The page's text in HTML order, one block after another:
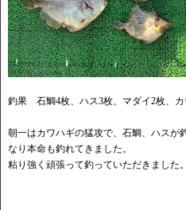
釣果 石鯛4枚、ハス3枚、マダイ2枚、カ
朝一はカワハギの猛攻で、石鯛、ハスが
なり本命も釣れてきました。
粘り強く頑張って釣っていただきました